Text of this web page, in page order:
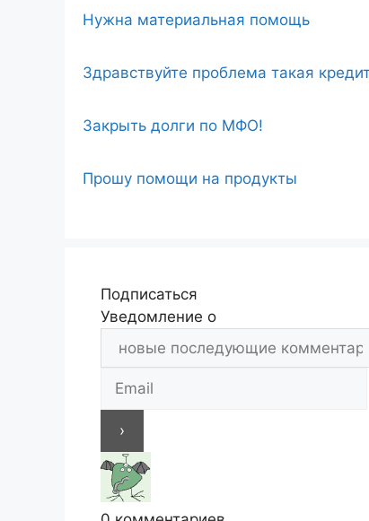
Нужна материальная помощь
Здравствуйте проблема такая
Закрыть долги по МФО!
Прошу помощи на продукты
Подписаться
Уведомление о